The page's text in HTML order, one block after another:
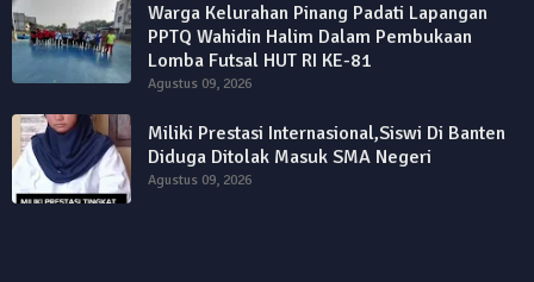
Warga Kelurahan Pinang Padati Lapangan
PPTQ Wahidin Halim Dalam Pembukaan
Lomba Futsal HUT RI KE-81
Agustus 09, 2026
Miliki Prestasi Internasional,Siswi Di Banten
Diduga Ditolak Masuk SMA Negeri
Agustus 09, 2026